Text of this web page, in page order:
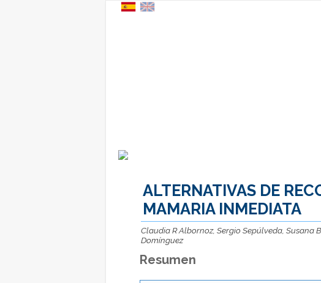
ALTERNATIVAS DE
MAMARIA INMEDIATA
Claudia R Albornoz, Sergio Sepúlveda, Susana
Domínguez
Resumen